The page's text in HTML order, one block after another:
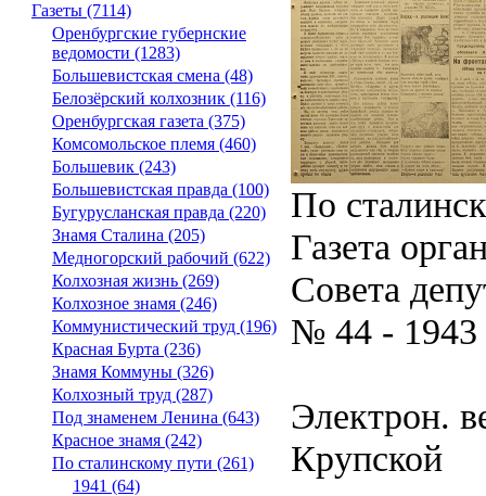
Газеты (7114)
Оренбургские губернские
ведомости (1283)
Большевистская смена (48)
Белозёрский колхозник (116)
Оренбургская газета (375)
Комсомольское племя (460)
Большевик (243)
Большевистская правда (100)
Бугурусланская правда (220)
Знамя Сталина (205)
Медногорский рабочий (622)
Колхозная жизнь (269)
Колхозное знамя (246)
Коммунистический труд (196)
Красная Бурта (236)
Знамя Коммуны (326)
Колхозный труд (287)
Под знаменем Ленина (643)
Красное знамя (242)
По сталинскому пути (261)
1941 (64)
По
Газета
Совета
№ 44 - 1943
Электрон.
Крупской